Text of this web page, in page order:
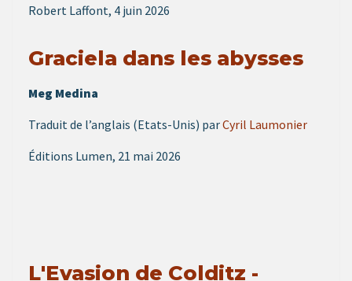
Robert Laffont, 4 juin 2026
Graciela dans les abysses
Meg Medina
Traduit de l’anglais (Etats-Unis) parCyril Laumonier
Éditions Lumen, 21 mai 2026
L'Evasion de Colditz -